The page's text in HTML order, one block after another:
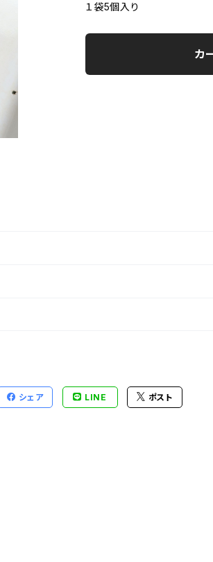
１袋5個入り
カ
シェア LINE ポスト